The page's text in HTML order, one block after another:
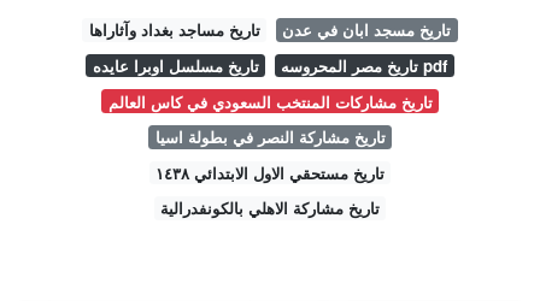
تاريخ مساجد بغداد وآثاراها
تاريخ مسجد ابان في عدن
تاريخ مسلسل اوبرا عايده
تاريخ مصر المحروسه pdf
تاريخ مشاركات المنتخب السعودي في كاس العالم
تاريخ مشاركة النصر في بطولة اسيا
تاريخ مستحقي الاول الابتدائي ١٤٣٨
تاريخ مشاركة الاهلي بالكونفدرالية